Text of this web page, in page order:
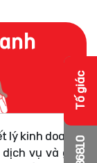
lý kinh doanh
vụ và giá
Tố giác